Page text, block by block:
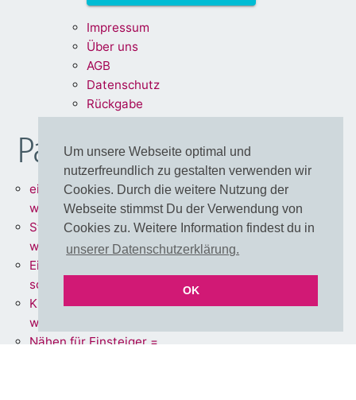
Um unsere Webseite optimal und
nutzerfreundlich zu gestalten verwenden wir
Cookies. Durch die weitere Nutzung der
Webseite stimmst Du der Verwendung von
Cookies zu. Weitere Information findest du in
unserer Datenschutzerklärung.
OK
Impressum
Über uns
AGB
Datenschutz
Rückgabe
Partnershops
einfärbbare Meterware =
www.stoff.love
Stoffe + Schnittmuster =
www.schnoffle.de
Eigene Stoffe = www.stoff-
schmie.de
Kissen Made in Germany =
www.kissen.love
Nähen für Einsteiger =